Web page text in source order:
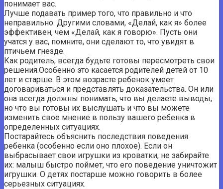
понимает вас.
Лучше подавать пример того, что правильно и что
неправильно. Другими словами, «Делай, как я» более
эффективен, чем «Делай, как я говорю». Пусть они
учатся у вас, помните, они сделают то, что увидят в
птичьем гнезде.
Как родитель, всегда будьте готовы пересмотреть свои
решения.Особенно это касается родителей детей от 10
лет и старше. В этом возрасте ребенок умеет
договариваться и представлять доказательства. Он или
она всегда должны понимать, что вы делаете выводы,
но что вы готовы их выслушать и что вы можете
изменить свое мнение в пользу вашего ребенка в
определенных ситуациях.
Постарайтесь объяснить последствия поведения
ребенка (особенно если оно плохое). Если он
выбрасывает свои игрушки из кроватки, не забирайте
их: малыш быстро поймет, что его поведение уничтожит
игрушки. О детях постарше можно говорить в более
серьезных ситуациях.